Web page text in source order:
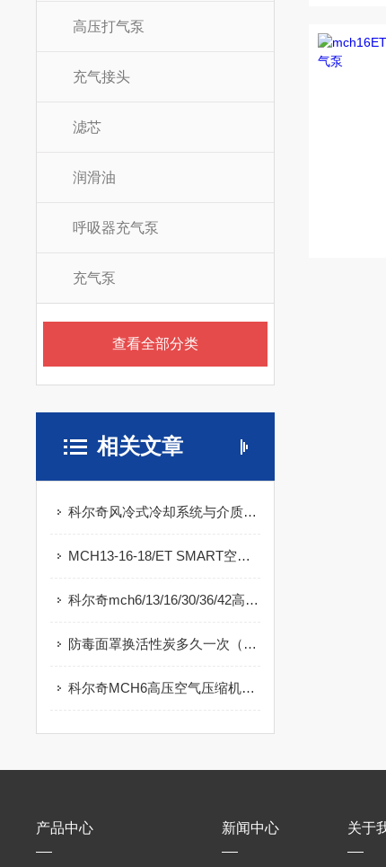
高压打气泵
充气接头
滤芯
润滑油
呼吸器充气泵
充气泵
查看全部分类
相关文章
科尔奇风冷式冷却系统与介质选择
MCH13-16-18/ET SMART空气充填泵详细说明
科尔奇mch6/13/16/30/36/42高压压缩机的安装要求
防毒面罩换活性炭多久一次（一）
科尔奇MCH6高压空气压缩机正常运行标准
产品中心 新闻中心 关于